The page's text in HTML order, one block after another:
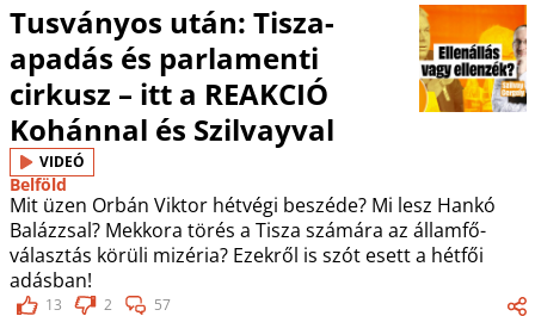
Tusványos után: Tisza-
apadás és parlamenti
cirkusz – itt a REAKCIÓ
Kohánnal és Szilvayval
VIDEÓ
Belföld
Mit üzen Orbán Viktor hétvégi beszéde? Mi lesz Hankó
Balázzsal? Mekkora törés a Tisza számára az államfő-
választás körüli mizéria? Ezekről is szót esett a hétfői
adásban!
13 2 57